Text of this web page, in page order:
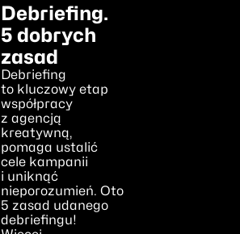
Debriefing.
5 dobrych
zasad
Debriefing
to kluczowy etap
współpracy
z agencją
kreatywną,
pomaga ustalić
cele kampanii
i uniknąć
nieporozumień. Oto
5 zasad udanego
debriefingu!